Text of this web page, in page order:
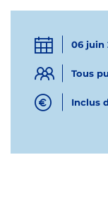
06 juin
Tous
Inclus